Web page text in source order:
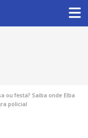
ou festa? Saiba onde Elba
policial